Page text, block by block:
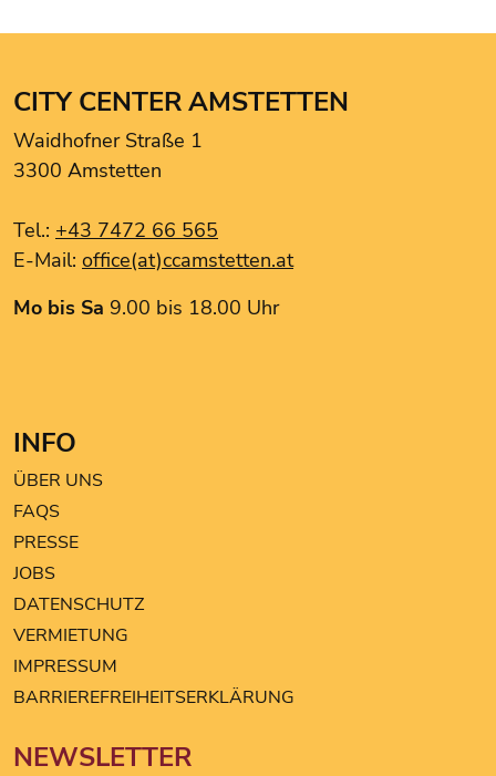
Ernsting's Family
Goldexperte
Hartlauer Handy Pur
Kentucky Fried Chicken
Le Burger
NOKKO Kitchen
ROMA Friseurbedarf
Tchibo
The Hairstyle
TK MAXX
Triumph
CITY CENTER AMSTETTEN
Waidhofner Straße 1
3300 Amstetten
Tel.: +43 7472 66 565
E-Mail: office(at)ccamstetten.at
Mo bis Sa 9.00 bis 18.00 Uhr
INFO
ÜBER UNS
FAQS
PRESSE
JOBS
DATENSCHUTZ
VERMIETUNG
IMPRESSUM
BARRIEREFREIHEITSERKLÄRUNG
NEWSLETTER